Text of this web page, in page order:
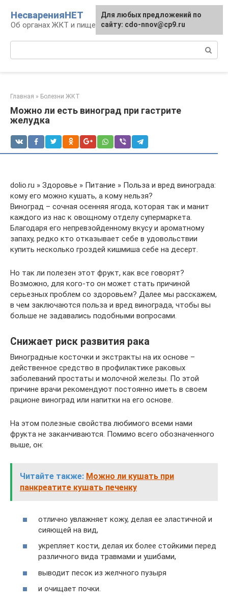
контенту
НесваренияНЕТ
Об органах ЖКТ и пищеварении
Главная » Болезни ЖКТ
Можно ли есть виноград при гастрите
желудка
dolio.ru » Здоровье » Питание » Польза и вред винограда:
кому его можно кушать, а кому нельзя?
Виноград – сочная осенняя ягода, которая так и манит
каждого из нас к овощному отделу супермаркета.
Благодаря его непревзойденному вкусу и ароматному
запаху, редко кто отказывает себе в удовольствии
купить несколько гроздей кишмиша себе на десерт.
Но так ли полезен этот фрукт, как все говорят?
Возможно, для кого-то он может стать причиной
серьезных проблем со здоровьем? Далее мы расскажем,
в чем заключаются польза и вред винограда, чтобы вы
больше не задавались подобными вопросами.
Снижает риск развития рака
Виноградные косточки и экстракты на их основе –
действенное средство в профилактике раковых
заболеваний простаты и молочной железы. По этой
причине врачи рекомендуют постоянно иметь в своем
рационе виноград или напитки на его основе.
На этом полезные свойства любимого всеми нами
фрукта не заканчиваются. Помимо всего обозначенного
выше, он:
Читайте также: Можно ли кушать при
панкреатите кушать печенку
отлично увлажняет кожу, делая ее эластичной и
сияющей на вид,
укрепляет кости, делая их более стойкими перед
различного вида травмами и ушибами,
выводит песок из желчного пузыря
и очищает почки.
Для любых предложений по
сайту: cdo-nnov@cp9.ru